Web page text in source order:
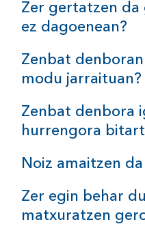
Zer gertatzen
ez dagoenean?
Zenbat
modu jarraituan?
Zenbat denbora
hurrengora
Noiz amaitzen
Zer egin behar
matxuratzen